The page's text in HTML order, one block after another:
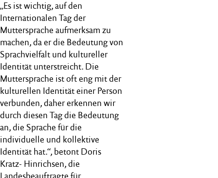
„Es ist wichtig, auf den
Internationalen Tag der
Muttersprache aufmerksam zu
machen, da er die Bedeutung von
Sprachvielfalt und kultureller
Identität unterstreicht. Die
Muttersprache ist oft eng mit der
kulturellen Identität einer Person
verbunden, daher erkennen wir
durch diesen Tag die Bedeutung
an, die Sprache für die
individuelle und kollektive
Identität hat.“, betont Doris
Kratz- Hinrichsen, die
Landesbeauftragte für